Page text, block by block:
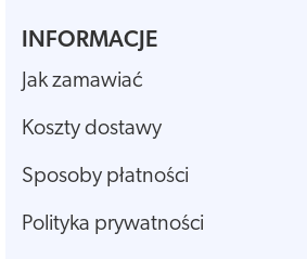
INFORMACJE
Jak zamawiać
Koszty dostawy
Sposoby płatności
Polityka prywatności